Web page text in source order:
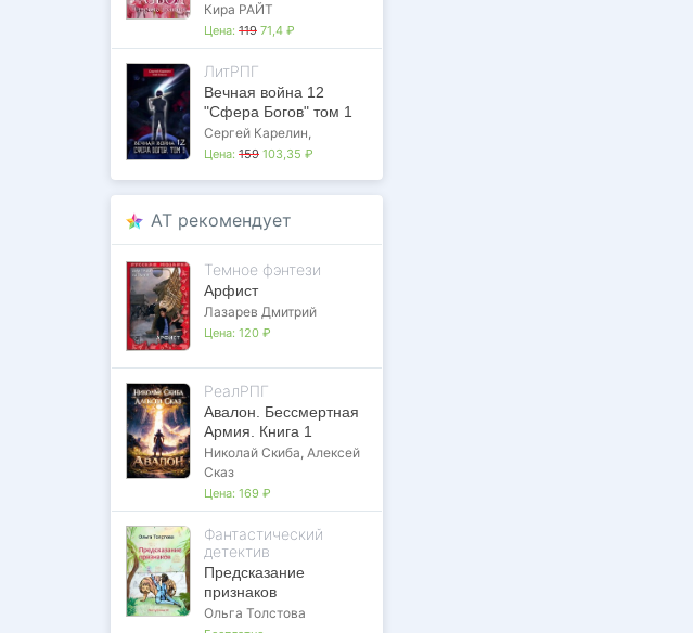
Кира РАЙТ
Цена: 119 71,4 ₽
ЛитРПГ
Вечная война 12
"Сфера Богов" том 1
Сергей Карелин,
Цена: 159 103,35 ₽
AT рекомендует
Темное фэнтези
Арфист
Лазарев Дмитрий
Цена: 120 ₽
РеалРПГ
Авалон. Бессмертная
Армия. Книга 1
Николай Скиба, Алексей
Сказ
Цена: 169 ₽
Фантастический
детектив
Предсказание
признаков
Ольга Толстова